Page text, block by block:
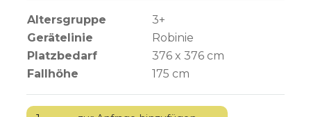
Altersgruppe
3+
Gerätelinie
Robinie
Platzbedarf
376 x 376 cm
Fallhöhe
175 cm